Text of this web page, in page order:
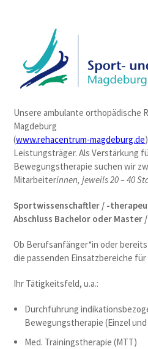
Unsere ambulante orthopädische
Magdeburg
(www.rehacentrum-magdeburg.de
Leistungsträger. Als Verstärkung
Bewegungstherapie suchen wir
Mitarbeiterinnen, jeweils 20 – 40
Sportwissenschaftler / -
Abschluss Bachelor oder Master
Ob Berufsanfänger*in oder
die passenden Einsatzbereiche für
Ihr Tätigkeitsfeld, u.a.:
Durchführung
Bewegungstherapie (Einzel
Med. Trainingstherapie (MTT)